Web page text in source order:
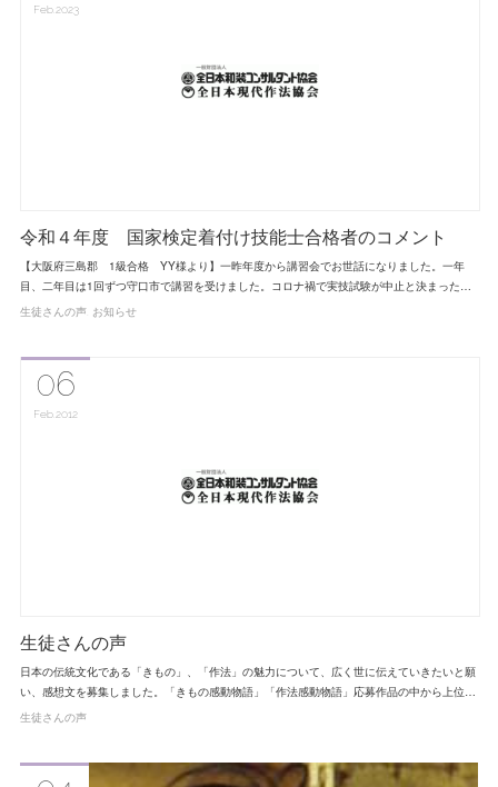
令和４年度 国家検定着付け技能士合格者のコメント
【大阪府三島郡 1級合格 YY様より】一昨年度から講習会でお世話になりました。一年
目、二年目は1回ずつ守口市で講習を受けました。コロナ禍で実技試験が中止と決まった…
Feb 2023
生徒さんの声 お知らせ
生徒さんの声
日本の伝統文化である「きもの」、「作法」の魅力について、広く世に伝えていきたいと願
い、感想文を募集しました。「きもの感動物語」「作法感動物語」応募作品の中から上位…
06
Feb 2012
生徒さんの声